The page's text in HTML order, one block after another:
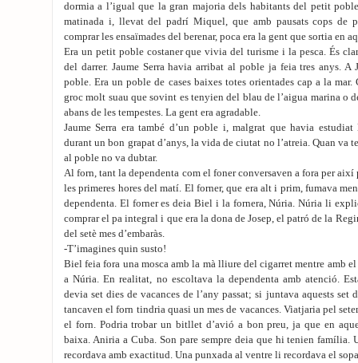
dormia a l’igual que la gran majoria dels habitants del petit
matinada i, llevat del padrí Miquel, que amb pausats cops de
comprar les ensaïmades del berenar, poca era la gent que sortia en
Era un petit poble costaner que vivia del turisme i la pesca. És
del darrer. Jaume Serra havia arribat al poble ja feia tres anys. A
poble. Era un poble de cases baixes totes orientades cap a la mar.
groc molt suau que sovint es tenyien del blau de l’aigua marina o
abans de les tempestes. La gent era agradable.
Jaume Serra era també d’un poble i, malgrat que havia estudiat
durant un bon grapat d’anys, la vida de ciutat no l’atreia. Quan va
al poble no va dubtar.
Al forn, tant la dependenta com el foner conversaven a fora per així
les primeres hores del matí. El forner, que era alt i prim, fumava
dependenta. El forner es deia Biel i la fornera, Núria. Núria li
comprar el pa integral i que era la dona de Josep, el patró de la
del setè mes d’embaràs.
-T’imagines quin susto!
Biel feia fora una mosca amb la mà lliure del cigarret mentre amb
a Núria. En realitat, no escoltava la dependenta amb atenció.
devia set dies de vacances de l’any passat; si juntava aquests set
tancaven el forn tindria quasi un mes de vacances. Viatjaria pel
el forn. Podria trobar un bitllet d’avió a bon preu, ja que en
baixa. Aniria a Cuba. Son pare sempre deia que hi tenien
recordava amb exactitud. Una punxada al ventre li recordava el